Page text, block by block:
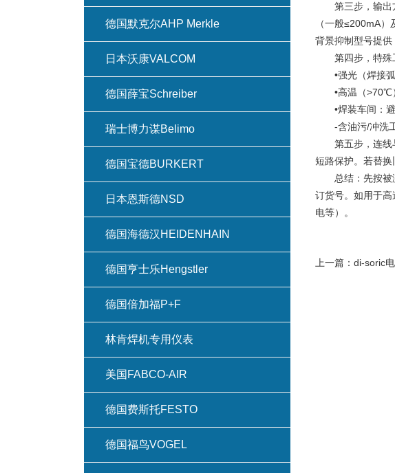
第三步，输出方
（一般≤200mA
背景抑制型号提供
第四步，特殊
•强光（焊接弧
•高温（>70℃）
•焊装车间：避
-含油污/冲洗工
第五步，连线与
短路保护。若替
总结：先按被
订货号。如用于
电等）。
上一篇： di-soric
德国默克尔AHP Merkle
日本沃康VALCOM
德国薛宝Schreiber
瑞士博力谋Belimo
德国宝德BURKERT
日本恩斯德NSD
德国海德汉HEIDENHAIN
德国亨士乐Hengstler
德国倍加福P+F
林肯焊机专用仪表
美国FABCO-AIR
德国费斯托FESTO
德国福鸟VOGEL